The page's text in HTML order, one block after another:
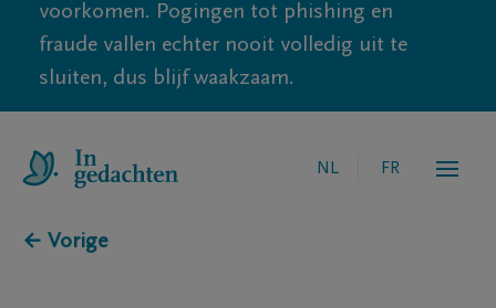
voorkomen. Pogingen tot phishing en
fraude vallen echter nooit volledig uit te
sluiten, dus blijf waakzaam.
NL FR
← Vorige